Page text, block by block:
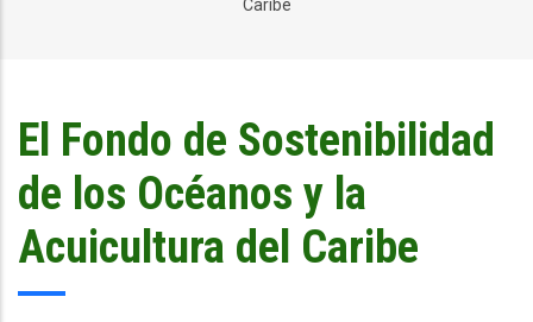
Caribe
El Fondo de Sostenibilidad
de los Océanos y la
Acuicultura del Caribe